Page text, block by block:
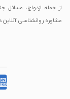
از جمله ازدواج،
مشاوره روانشناسی آنلاین